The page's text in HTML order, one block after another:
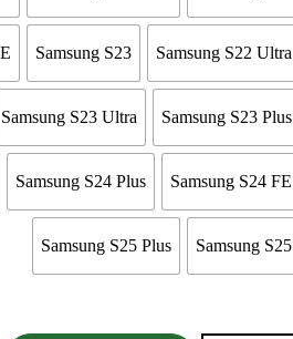
Samsung S22 Ultra
Samsung S23
Samsung S23 Plus
Samsung S23 Ultra
Samsung S24 FE
Samsung S24 Plus
Samsung S25
Samsung S25 Plus